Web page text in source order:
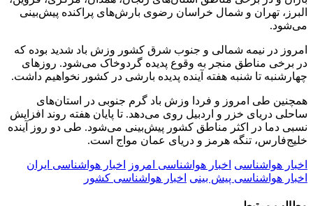
البرز، تهران و شمال خراسان رضوی بارش‌های پراکنده پیش‌بینی
می‌شود.
امروز در نیمه شمالی و جنوب شرق کشور وزش باد شدید بوده که
در برخی مناطق منجر به وقوع پدیده گردوخاک می‌شود. روزهای
چهارشنبه تا شنبه هفته آینده پدیده بارشی در کشور نخواهیم داشت.
همچنین طی امروز و فردا وزش باد گرم جنوبی در استان‌های
ساحلی دریای خزر و اردبیل روی می‌دهد. تا پایان هفته روند افزایش
نسبی دما در اکثر مناطق کشور پیش‌بینی می‌شود. طی دو روز آینده
خلیج‌فارس، تنگه هرمز و دریای عمان مواج است.
اخبار هواشناسی اخبار هواشناسی امروز
اخبار هواشناسی ایران
اخبار هواشناسی پیش بینی اخبار هواشناسی کشور